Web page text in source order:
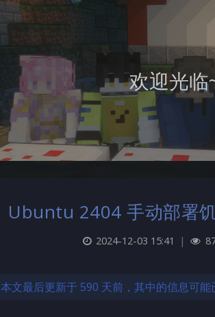
欢迎光临
Ubuntu 2404 手动部署
2024-12-03 15:41 |
本文最后更新于 590 天前，其中的信息可能